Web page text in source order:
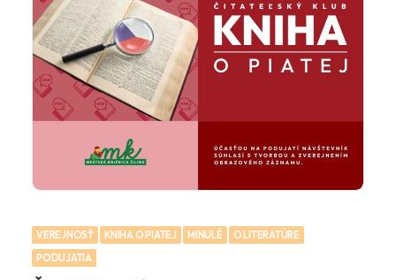
VEREJNOSŤ KNIHA O PIATEJ MINULÉ
O LITERATÚRE
PODUJATIA